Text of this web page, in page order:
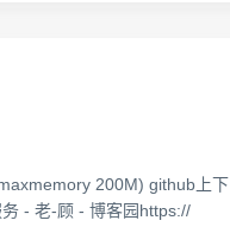
200M) github上下
- 老-顾 - 博客园https://